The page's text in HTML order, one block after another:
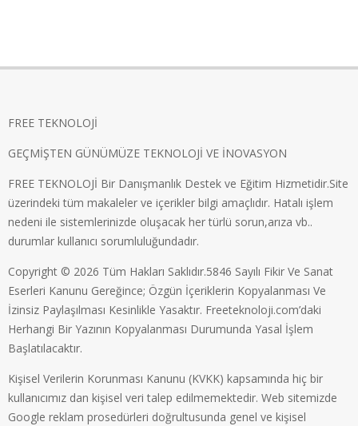
FREE TEKNOLOJİ
GEÇMİŞTEN GÜNÜMÜZE TEKNOLOJİ VE İNOVASYON
FREE TEKNOLOJİ Bir Danışmanlık Destek ve Eğitim Hizmetidir.Site
üzerindeki tüm makaleler ve içerikler bilgi amaçlıdır. Hatalı işlem
nedeni ile sistemlerinizde oluşacak her türlü sorun,arıza vb..
durumlar kullanıcı sorumluluğundadır.
Copyright © 2026 Tüm Hakları Saklıdır.5846 Sayılı Fikir Ve Sanat
Eserleri Kanunu Gereğince; Özgün İçeriklerin Kopyalanması Ve
İzinsiz Paylaşılması Kesinlikle Yasaktır. Freeteknoloji.com’daki
Herhangi Bir Yazının Kopyalanması Durumunda Yasal İşlem
Başlatılacaktır.
Kişisel Verilerin Korunması Kanunu (KVKK) kapsamında hiç bir
kullanıcımız dan kişisel veri talep edilmemektedir. Web sitemizde
Google reklam prosedürleri doğrultusunda genel ve kişisel